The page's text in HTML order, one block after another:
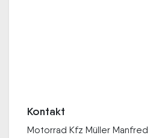
Kontakt
Motorrad Kfz Müller Manfred